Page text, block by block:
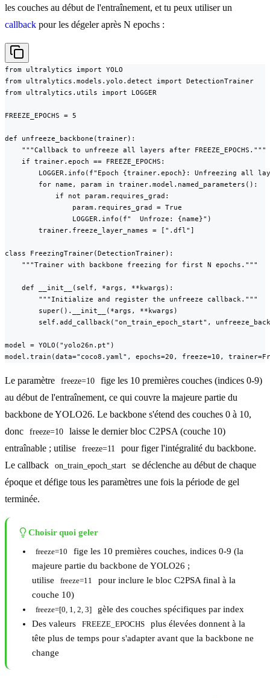
les couches au début de l'entraînement, et tu peux utiliser un
callback pour les dégeler après N epochs :
from ultralytics import YOLO
from ultralytics.models.yolo.detect import DetectionTrainer
from ultralytics.utils import LOGGER
FREEZE_EPOCHS = 5
def unfreeze_backbone(trainer):
    """Callback to unfreeze all layers after FREEZE_EPOCHS."""
    if trainer.epoch == FREEZE_EPOCHS:
LOGGER.info(f"Epoch {trainer.epoch}: Unfreezing all
        for name, param in trainer.model.named_parameters():
            if not param.requires_grad:
                param.requires_grad = True
                LOGGER.info(f"  Unfroze: {name}")
        trainer.freeze_layer_names = [".dfl"]
class FreezingTrainer(DetectionTrainer):
    """Trainer with backbone freezing for first N epochs."""
    def __init__(self, *args, **kwargs):
        """Initialize and register the unfreeze callback."""
        super().__init__(*args, **kwargs)
self.add_callback("on_train_epoch_start",
model = YOLO("yolo26n.pt")
model.train(data="coco8.yaml", epochs=20, freeze=10,
Le paramètre freeze=10
fige les 10 premières couches (indices 0-9)
au début de l'entraînement, ce qui couvre la majeure partie du
backbone de YOLO26. Le backbone s'étend des couches 0 à 10,
donc
freeze=10
laisse le dernier bloc C2PSA (couche 10)
entraînable ; utilise
freeze=11
pour figer l'intégralité du backbone.
Le callback
on_train_epoch_start
se déclenche au début de chaque
époque et défige tous les paramètres une fois la période de gel
terminée.
Choisir quoi geler
freeze=10
fige les 10 premières couches, indices 0-9 (la
majeure partie du backbone de YOLO26 ;
utilise
freeze=11
pour inclure le bloc C2PSA final à la
couche 10)
freeze=[0, 1, 2, 3]
gèle des couches spécifiques par index
Des valeurs
FREEZE_EPOCHS
plus élevées donnent à la
tête plus de temps pour s'adapter avant que la backbone ne
change